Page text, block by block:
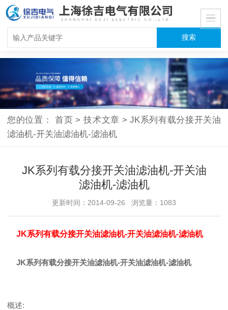
您的位置：首页 > 技术文章 > JK系列有载分接开关油
滤油机-开关油滤油机-滤油机
JK系列有载分接开关油滤油机-开关油
滤油机-滤油机
更新时间：2014-09-26 浏览量：1083
JK系列有载分接开关油滤油机-开关油滤油机-滤油机
JK系列有载分接开关油滤油机-开关油滤油机-滤油机
概述: